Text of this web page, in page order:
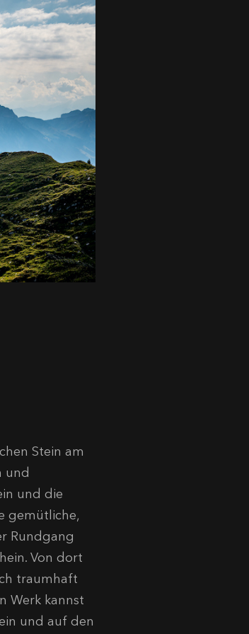
Stein am
und
und die
gemütliche,
Rundgang
Von dort
traumhaft
Werk kannst
und auf den